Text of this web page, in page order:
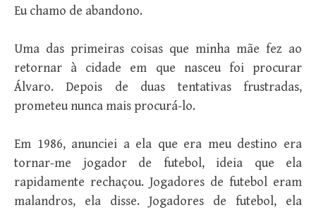
Eu chamo de abandono.
Uma das primeiras coisas que minha mãe fez ao
retornar à cidade em que nasceu foi procurar
Álvaro. Depois de duas tentativas frustradas,
prometeu nunca mais procurá-lo.
Em 1986, anunciei a ela que era meu destino era
tornar-me jogador de futebol, ideia que ela
rapidamente rechaçou. Jogadores de futebol eram
malandros, ela disse. Jogadores de futebol, ela